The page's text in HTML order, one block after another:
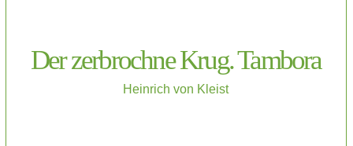
Der zerbrochne Krug. Tambora
Heinrich von Kleist